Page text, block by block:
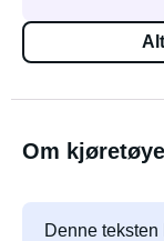
Om
Denne teksten